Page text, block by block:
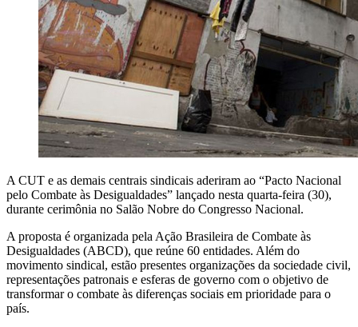
A CUT e as demais centrais sindicais aderiram ao “Pacto Nacional
pelo Combate às Desigualdades” lançado nesta quarta-feira (30),
durante cerimônia no Salão Nobre do Congresso Nacional.
A proposta é organizada pela Ação Brasileira de Combate às
Desigualdades (ABCD), que reúne 60 entidades. Além do
movimento sindical, estão presentes organizações da sociedade civil,
representações patronais e esferas de governo com o objetivo de
transformar o combate às diferenças sociais em prioridade para o
país.